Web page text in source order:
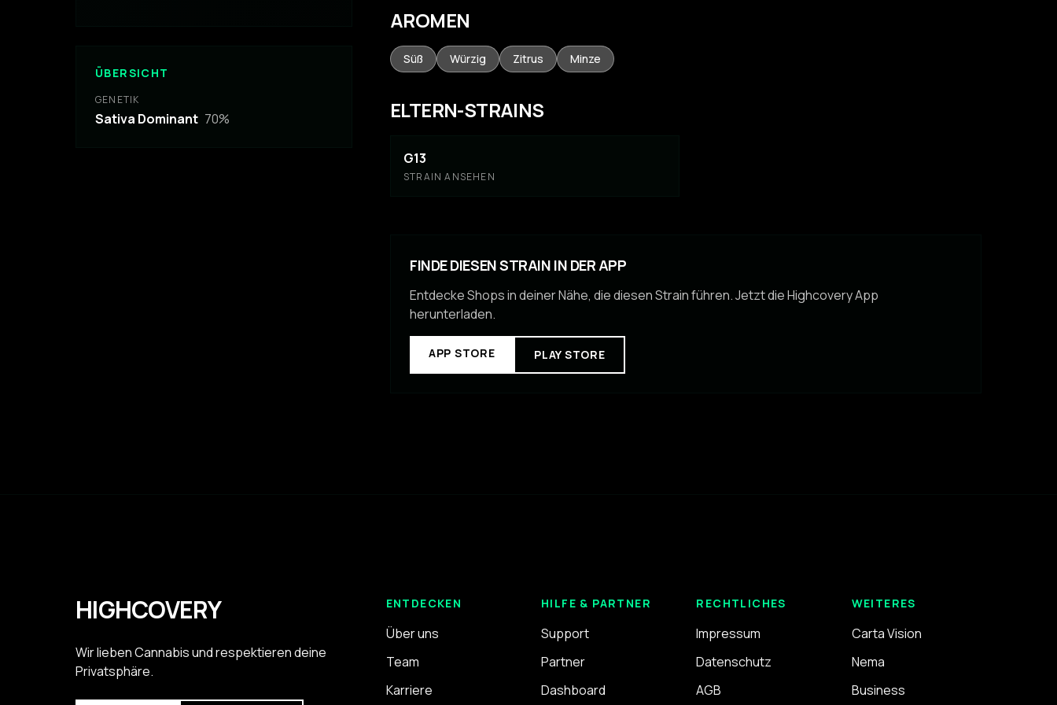
ÜBERSICHT
GENETIK
Sativa Dominant 70%
AROMEN
Süß Würzig Zitrus Minze
ELTERN-STRAINS
G13
STRAIN ANSEHEN
FINDE DIESEN STRAIN IN DER APP
Entdecke Shops in deiner Nähe, die diesen Strain führen. Jetzt die Highcovery App
herunterladen.
APP STORE PLAY STORE
HIGHCOVERY
Wir lieben Cannabis und respektieren deine
Privatsphäre.
ENTDECKEN
Über uns
Team
Karriere
HILFE & PARTNER
Support
Partner
Dashboard
RECHTLICHES
Impressum
Datenschutz
AGB
WEITERES
Carta Vision
Nema
Business